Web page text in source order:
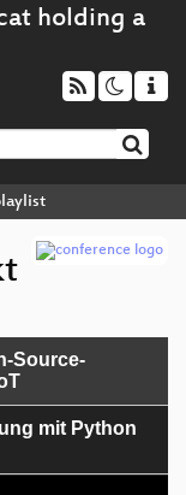
Source-
mit Python